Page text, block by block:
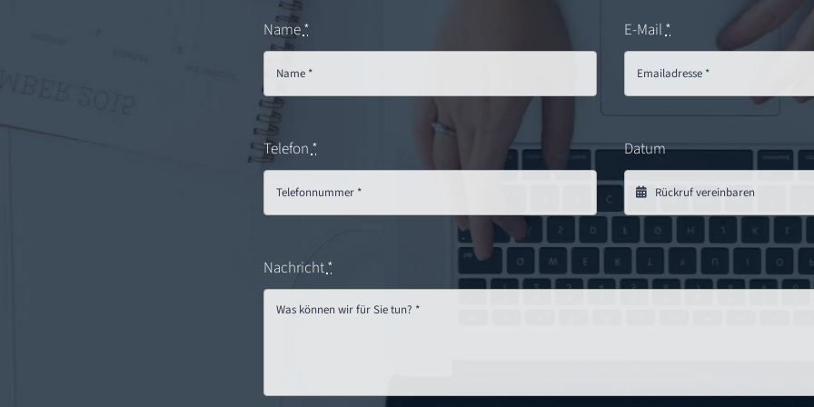
Name* E-Mail*
Telefon* Datum
Nachricht*